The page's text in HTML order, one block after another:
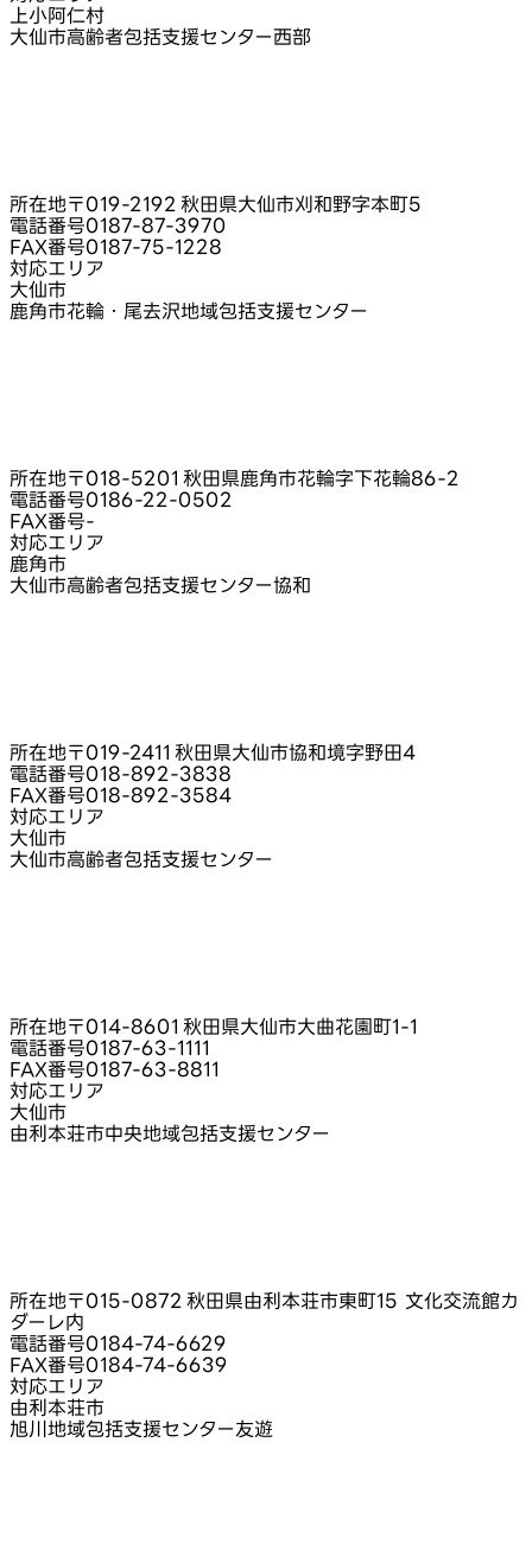
上小阿仁村
大仙市高齢者包括支援センター西部
所在地〒019-2192 秋田県大仙市刈和野字本町5
電話番号0187-87-3970
FAX番号0187-75-1228
対応エリア
大仙市
鹿角市花輪・尾去沢地域包括支援センター
所在地〒018-5201 秋田県鹿角市花輪字下花輪86‑2
電話番号0186-22-0502
FAX番号-
対応エリア
鹿角市
大仙市高齢者包括支援センター協和
所在地〒019-2411 秋田県大仙市協和境字野田4
電話番号018-892-3838
FAX番号018-892-3584
対応エリア
大仙市
大仙市高齢者包括支援センター
所在地〒014-8601 秋田県大仙市大曲花園町1‑1
電話番号0187-63-1111
FAX番号0187-63-8811
対応エリア
大仙市
由利本荘市中央地域包括支援センター
所在地〒015-0872 秋田県由利本荘市東町15 文化交流館カ
ダーレ内
電話番号0184-74-6629
FAX番号0184-74-6639
対応エリア
由利本荘市
旭川地域包括支援センター友遊